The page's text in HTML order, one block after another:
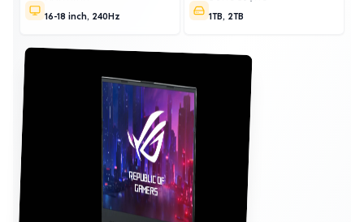
16-18 inch, 240Hz 1TB, 2TB